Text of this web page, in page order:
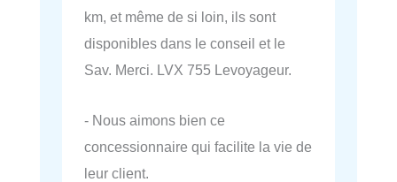
km, et même de si loin, ils sont
disponibles dans le conseil et le
Sav. Merci. LVX 755 Levoyageur.
- Nous aimons bien ce
concessionnaire qui facilite la vie de
leur client.